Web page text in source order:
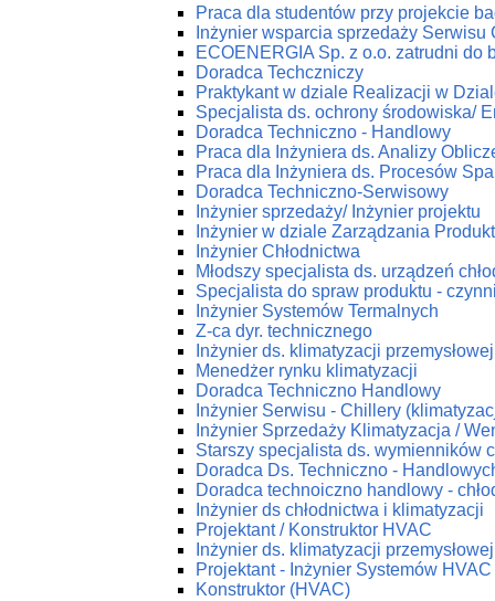
Praca dla studentów przy projekcie
Inżynier wsparcia sprzedaży Serwisu
ECOENERGIA Sp. z o.o. zatrudni do
Doradca Techczniczy
Praktykant w dziale Realizacji w
Specjalista ds. ochrony środowiska/
Doradca Techniczno - Handlowy
Praca dla Inżyniera ds. Analizy
Praca dla Inżyniera ds. Procesów
Doradca Techniczno-Serwisowy
Inżynier sprzedaży/ Inżynier projektu
Inżynier w dziale Zarządzania
Inżynier Chłodnictwa
Młodszy specjalista ds. urządzeń
Specjalista do spraw produktu -
Inżynier Systemów Termalnych
Z-ca dyr. technicznego
Inżynier ds. klimatyzacji przemysłowej
Menedżer rynku klimatyzacji
Doradca Techniczno Handlowy
Inżynier Serwisu - Chillery
Inżynier Sprzedaży Klimatyzacja /
Starszy specjalista ds. wymienników
Doradca Ds. Techniczno -
Doradca technoiczno handlowy -
Inżynier ds chłodnictwa i klimatyzacji
Projektant / Konstruktor HVAC
Inżynier ds. klimatyzacji przemysłowej
Projektant - Inżynier Systemów HVAC
Konstruktor (HVAC)